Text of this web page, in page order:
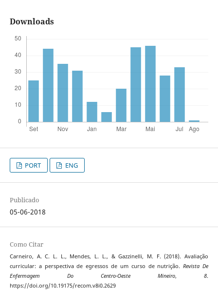
Downloads
PORT ENG
Publicado
05-06-2018
Como Citar
Carneiro, A. C. L. L., Mendes, L. L., & Gazzinelli, M. F. (2018). Avaliação
curricular: a perspectiva de egressos de um curso de nutrição.Revista De
Enfermagem Do Centro-Oeste Mineiro,8.
https://doi.org/10.19175/recom.v8i0.2629